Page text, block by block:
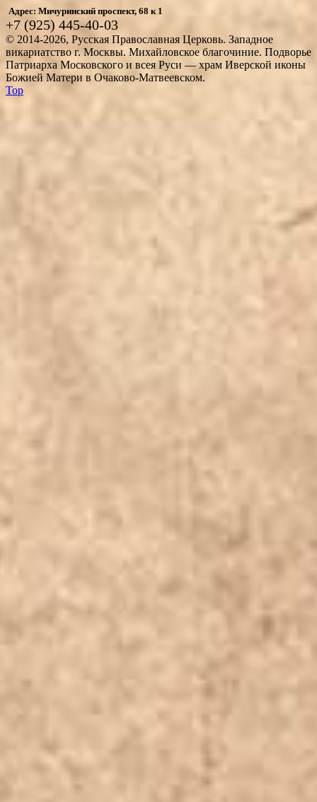
Адрес: Мичуринский проспект, 68 к 1
+7 (925) 445-40-03
© 2014-2026, Русская Православная Церковь. Западное
викариатство г. Москвы. Михайловское благочиние. Подворье
Патриарха Московского и всея Руси — храм Иверской иконы
Божией Матери в Очаково-Матвеевском.
Top